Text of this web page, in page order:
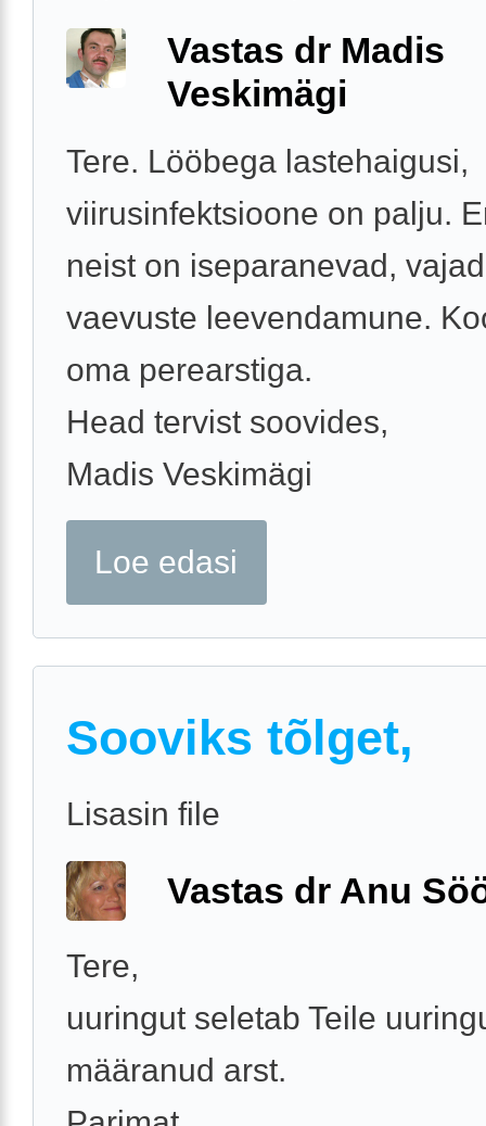
Vastas dr Madis
Veskimägi
Tere. Lööbega lastehaigusi,
viirusinfektsioone on palju.
neist on iseparanevad,
vaevuste leevendamune.
oma perearstiga.
Head tervist soovides,
Madis Veskimägi
Loe edasi
Sooviks tõlget,
Lisasin file
Vastas dr Anu
Tere,
uuringut seletab Teile
määranud arst.